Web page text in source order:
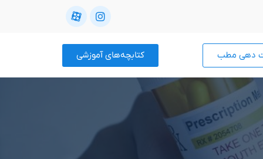
دهی مطب کتابچه‌های آموزشی